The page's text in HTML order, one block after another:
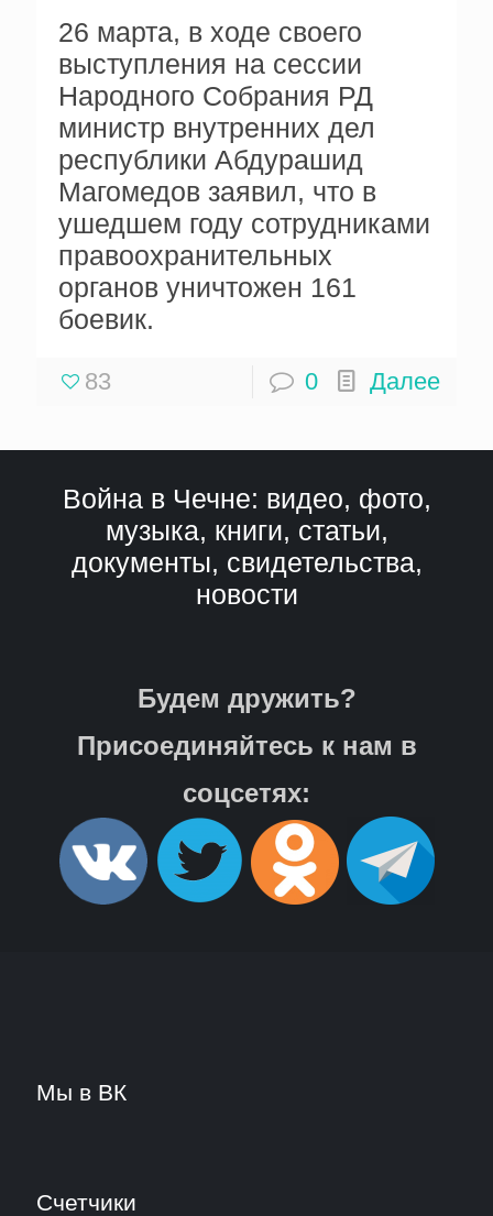
26 марта, в ходе своего
выступления на сессии
Народного Собрания РД
министр внутренних дел
республики Абдурашид
Магомедов заявил, что в
ушедшем году сотрудниками
правоохранительных
органов уничтожен 161
боевик.
83 0 Далее
Война в Чечне: видео, фото,
музыка, книги, статьи,
документы, свидетельства,
новости
Будем дружить?
Присоединяйтесь к нам в
соцсетях:
Мы в ВК
Счетчики